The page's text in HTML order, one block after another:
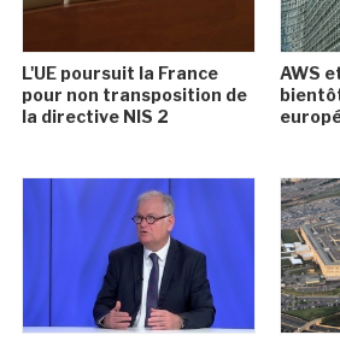
L'UE poursuit la France
pour non transposition de
la directive NIS 2
AWS